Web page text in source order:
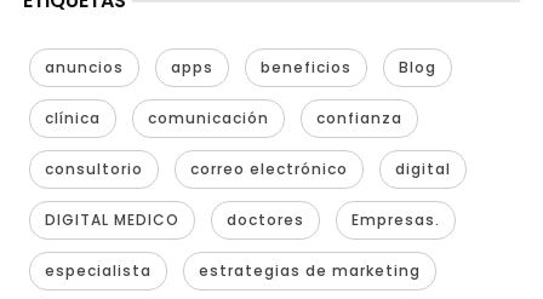
anuncios apps beneficios Blog
clínica comunicación confianza
consultorio correo electrónico digital
DIGITAL MEDICO doctores Empresas.
especialista estrategias de marketing